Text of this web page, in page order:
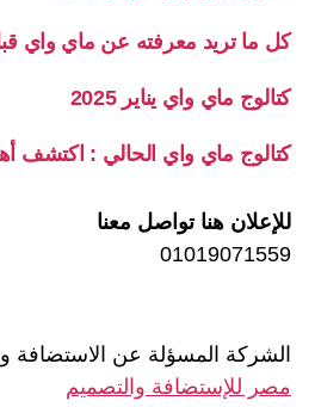
كل ما تريد معرفته عن ماي واي
كتالوج ماي واي يناير 2025
كتالوج ماي واي الحالي : اكتشف
للإعلان هنا تواصل معنا
01019071559
الشركة المسؤلة عن الاستضافة
مصر للإستضافة والتصميم